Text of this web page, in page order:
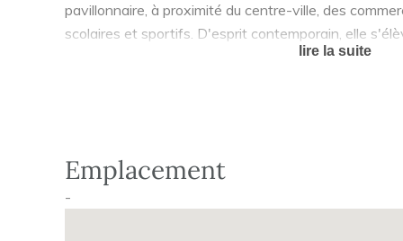
pavillonnaire, à proximité du centre-ville, des
scolaires et sportifs. D'esprit contemporain, elle
attique et offre des appartements lumineux, du
Idéale pour habiter ou investir, Drancy est au cœur
lire la suite
Emplacement
-